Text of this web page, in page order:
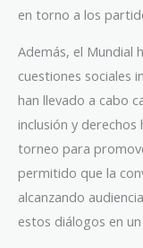
en torno a los
Además, el Mundial
cuestiones sociales
han llevado a cabo
inclusión y derechos
torneo para
permitido que la
alcanzando
estos diálogos en